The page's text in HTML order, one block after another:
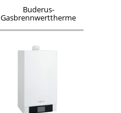
Buderus-
Gasbrennwerttherme